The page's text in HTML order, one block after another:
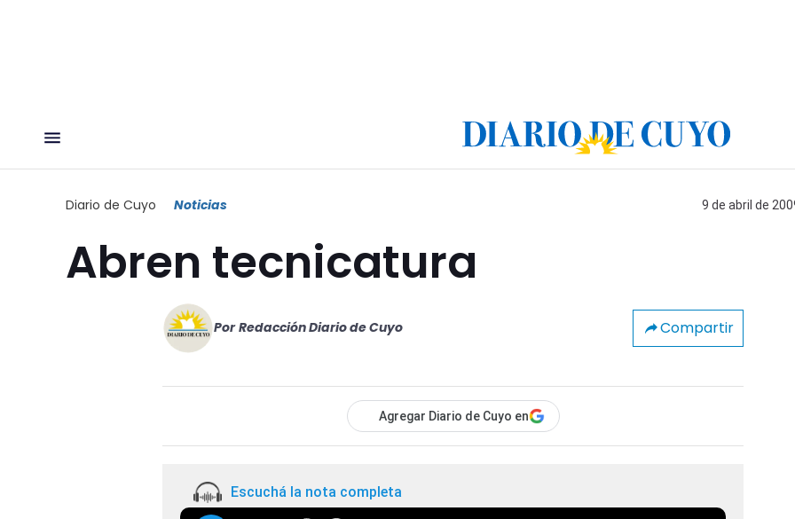
Diario de Cuyo Noticias 9 de abril de
Abren tecnicatura
Por Redacción Diario de Cuyo Compartir
Agregar Diario de Cuyo en
Escuchá la nota completa